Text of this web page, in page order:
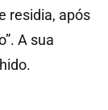
residia, após
A sua